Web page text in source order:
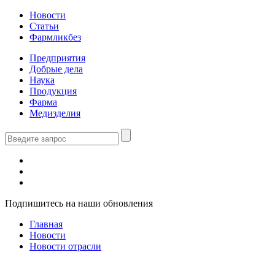
Новости
Статьи
Фармликбез
Предприятия
Добрые дела
Наука
Продукция
Фарма
Медизделия
Подпишитесь на наши обновления
Главная
Новости
Новости отрасли